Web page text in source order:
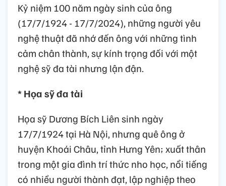
Kỷ niệm 100 năm ngày sinh của ông
(17/7/1924 - 17/7/2024), những người yêu
nghệ thuật đã nhớ đến ông với những tình
cảm chân thành, sự kính trọng đối với một
nghệ sỹ đa tài nhưng lận đận.
* Họa sỹ đa tài
Họa sỹ Dương Bích Liên sinh ngày
17/7/1924 tại Hà Nội, nhưng quê ông ở
huyện Khoái Châu, tỉnh Hưng Yên; xuất thân
trong một gia đình trí thức nho học, nổi tiếng
có nhiều người thành đạt, lập nghiệp theo